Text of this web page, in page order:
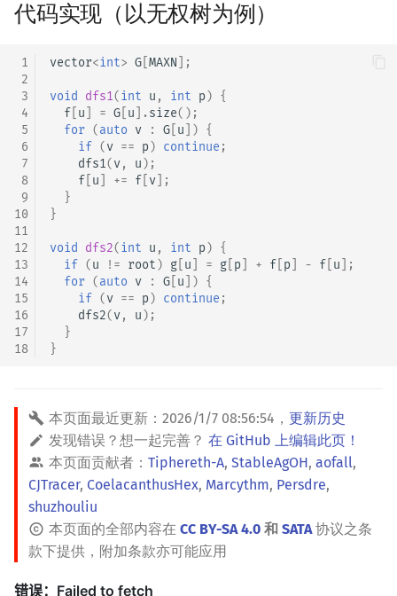
代码实现（以无权树为例）
1
2
3
4
5
6
7
8
9
10
11
12
13
14
15
16
17
18
vector<int> G MAXN ];
void dfs1(int u , int p) {
f u = G u ].size();
for (auto v : G u ]) {
if (v == p) continue ;
dfs1(v, u);
f u += f v ];
}
}
void dfs2(int u , int p) {
if (u != root) g u = g p + f p - f u ];
for (auto v : G u ]) {
if (v == p) continue ;
dfs2(v, u);
}
}
本页面最近更新： 2026/1/7 08:56:54 ， 更新历史
发现错误？想一起完善？ 在 GitHub 上编辑此页！
本页面贡献者： Tiphereth-A, StableAgOH, aofall,
CJTracer, CoelacanthusHex, Marcythm, Persdre,
shuzhouliu
本页面的全部内容在 CC BY-SA 4.0 和 SATA协议之条
款下提供，附加条款亦可能应用